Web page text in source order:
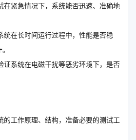
在紧急情况下，系统能否迅速、准确地
统在长时间运行过程中，性能是否稳
证系统在电磁干扰等恶劣环境下，是否
的工作原理、结构，准备必要的测试工